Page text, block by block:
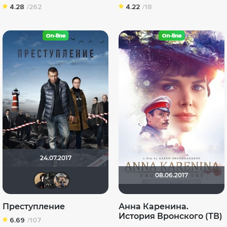
4.28 /262 4.22 /18
24.07.2017
demonshadow
Преступление
6.69 /107
08.06.2017
Анна Каренина.
История Вронского (ТВ)